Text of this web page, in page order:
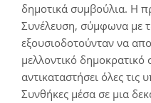
δημοτικά συμβούλια. Η
Συνέλευση, σύμφωνα με
εξουσιοδοτούνταν να
μελλοντικό
αντικαταστήσει όλες
Συνθήκες μέσα σε μια